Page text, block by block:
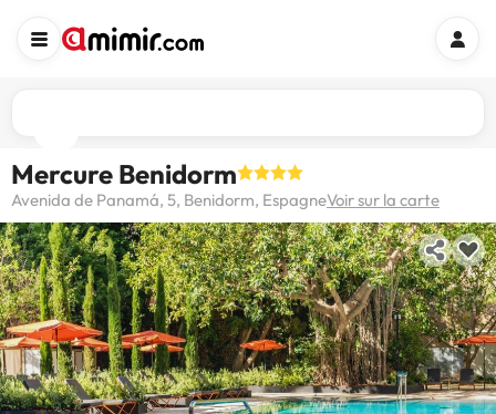
Mercure Benidorm
Avenida de Panamá, 5, Benidorm, EspagneVoir sur la carte